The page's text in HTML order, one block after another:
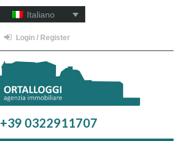
Italiano
Login / Register
+39 0322911707